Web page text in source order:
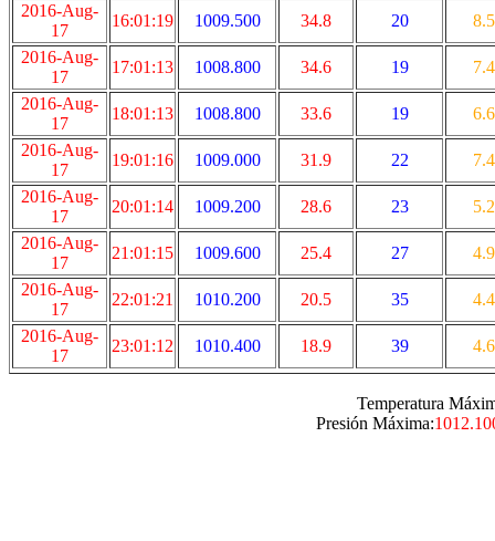
2016-Aug-
17
16:01:19 1009.500 34.8 20
8.5
2016-Aug-
17
17:01:13 1008.800 34.6 19
7.4
2016-Aug-
17
18:01:13 1008.800 33.6 19
6.6
2016-Aug-
17
19:01:16 1009.000 31.9 22
7.4
2016-Aug-
17
20:01:14 1009.200 28.6 23
5.2
2016-Aug-
17
21:01:15 1009.600 25.4 27
4.9
2016-Aug-
17
22:01:21 1010.200 20.5 35
4.4
2016-Aug-
17
23:01:12 1010.400 18.9 39 4.6
Temperatura
Presión Máxima: